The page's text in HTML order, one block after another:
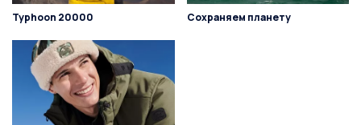
Typhoon 20000 Сохраняем планету